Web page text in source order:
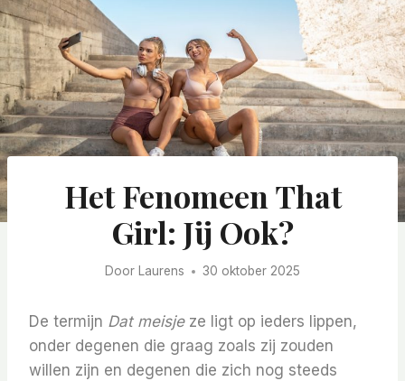
Het Fenomeen That
Girl: Jij Ook?
Door Laurens 30 oktober 2025
De termijn Dat meisje ze ligt op ieders lippen,
onder degenen die graag zoals zij zouden
willen zijn en degenen die zich nog steeds